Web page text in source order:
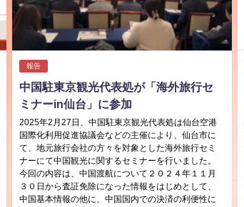
報告
中国駐東京観光代表処が「海外旅行セ
ミナーin仙台」に参加
2025年2月27日、中国駐東京観光代表処は仙台空港
国際化利用促進協議会などの主催により、仙台市に
て、地元旅行会社の方々を対象とした海外旅行セミ
ナーにて中国観光に関するセミナーを行いました。
今回の内容は、中国渡航について２０２４年１１月
３０日から査証免除になった情報をはじめとして、
中国基本情報の他に、中国国内での決済の利便性に